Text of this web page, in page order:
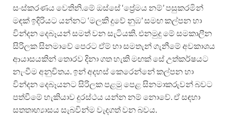
සංස්කරණය වෙතිනි.මේ ඔස්සේ ‘ප්‍රේමය නම්’ පසුකරමින්
මඳක් ඉදිරියට යන්නට ‘මලකි දුවේ නුඹ’ සමඟ කල්පන හා
වින්දන දෙබෑයන් සමත් වන සැටියකි. එනමුදු මේ සමකාලීන
සිරිලක සිනමාවේ පෙරට ඒම් හා සමතැන් ගැනීමේ අවකාශය
ආයාසයකින් තොරව දිනා ගත හැකි මඟක් සේ උත්කර්ෂයට
නැංවීම අනුචිතය. ඉන් අදහස් කෙරෙන්නේ කල්පන හා
වින්දන දෙබෑයනට සිරිලක පළමු පෙළ සිනමාකරුවන් බවට
පත්වීමේ හැකියාව දුරස්ථය යන්න නම් නොවේ. ඒ සඳහා
සතතාභ්‍යාසය සැබවින්ම වැදගත් වන බවය.